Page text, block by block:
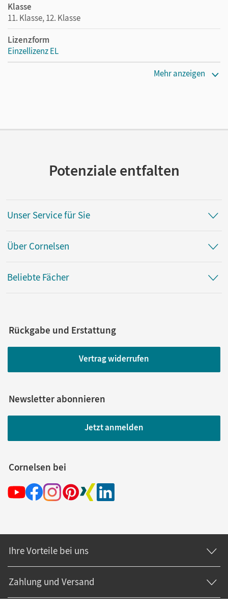
Klasse
11. Klasse, 12. Klasse
Lizenzform
Einzellizenz EL
Herausgeber/-in
Autor/-in
Kuschnerow, Horst
Mehr anzeigen
Potenziale entfalten
Unser Service für Sie
Über Cornelsen
Beliebte Fächer
Rückgabe und Erstattung
Vertrag widerrufen
Newsletter abonnieren
Jetzt anmelden
Cornelsen bei
Ihre Vorteile bei uns
Zahlung und Versand